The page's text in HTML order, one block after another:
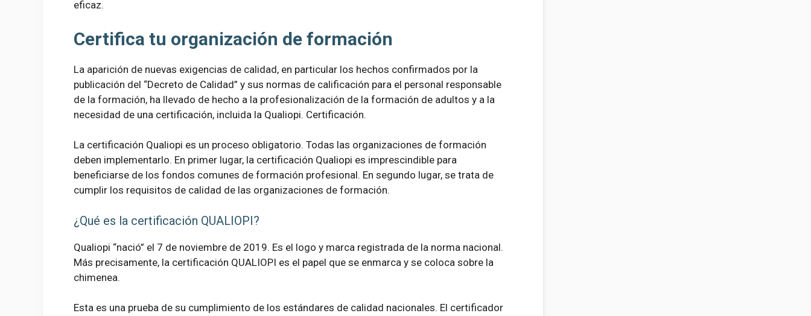
eficaz.
Certifica tu organización de formación
La aparición de nuevas exigencias de calidad, en particular los hechos confirmados por la
publicación del “Decreto de Calidad” y sus normas de calificación para el personal responsable
de la formación, ha llevado de hecho a la profesionalización de la formación de adultos y a la
necesidad de una certificación, incluida la Qualiopi. Certificación.
La certificación Qualiopi es un proceso obligatorio. Todas las organizaciones de formación
deben implementarlo. En primer lugar, la certificación Qualiopi es imprescindible para
beneficiarse de los fondos comunes de formación profesional. En segundo lugar, se trata de
cumplir los requisitos de calidad de las organizaciones de formación.
¿Qué es la certificación QUALIOPI?
Qualiopi “nació” el 7 de noviembre de 2019. Es el logo y marca registrada de la norma nacional.
Más precisamente, la certificación QUALIOPI es el papel que se enmarca y se coloca sobre la
chimenea.
Esta es una prueba de su cumplimiento de los estándares de calidad nacionales. El certificador